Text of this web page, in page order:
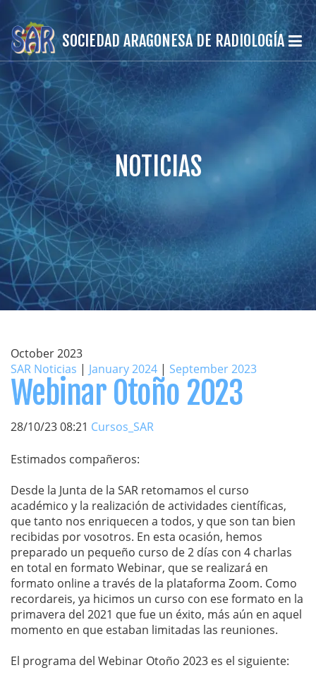
SOCIEDAD ARAGONESA DE RADIOLOGÍA
NOTICIAS
October 2023
SAR Noticias | January 2024 | September 2023
Webinar Otoño 2023
28/10/23 08:21 Cursos_SAR
Estimados compañeros:
Desde la Junta de la SAR retomamos el curso
académico y la realización de actividades científicas,
que tanto nos enriquecen a todos, y que son tan bien
recibidas por vosotros. En esta ocasión, hemos
preparado un pequeño curso de 2 días con 4 charlas
en total en formato Webinar, que se realizará en
formato online a través de la plataforma Zoom. Como
recordareis, ya hicimos un curso con ese formato en la
primavera del 2021 que fue un éxito, más aún en aquel
momento en que estaban limitadas las reuniones.
El programa del Webinar Otoño 2023 es el siguiente: